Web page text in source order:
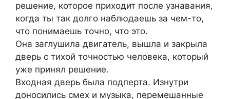
решение, которое приходит после узнавания,
когда ты так долго наблюдаешь за чем-то,
что понимаешь точно, что это.
Она заглушила двигатель, вышла и закрыла
дверь с тихой точностью человека, который
уже принял решение.
Входная дверь была подперта. Изнутри
доносились смех и музыка, перемешанные